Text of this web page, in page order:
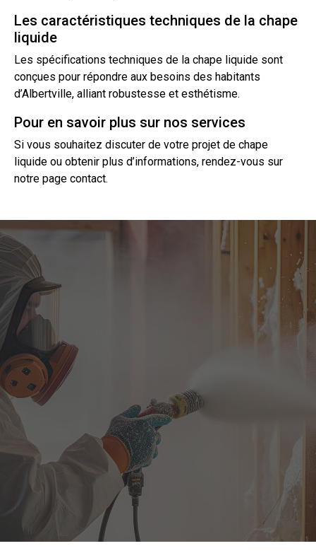
Les caractéristiques techniques de la chape
liquide
Les spécifications techniques de la chape liquide sont
conçues pour répondre aux besoins des habitants
d’Albertville, alliant robustesse et esthétisme.
Pour en savoir plus sur nos services
Si vous souhaitez discuter de votre projet de chape
liquide ou obtenir plus d’informations, rendez-vous sur
notre page contact.